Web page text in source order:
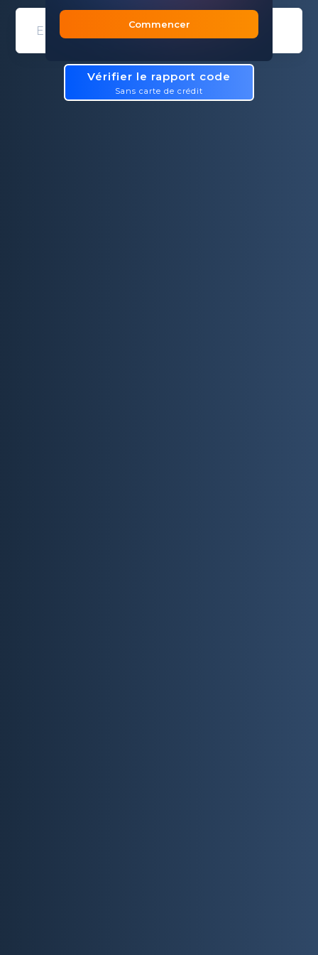
Domain entry form for site
Vérifier le rapport code
Sans carte de crédit
Commencer